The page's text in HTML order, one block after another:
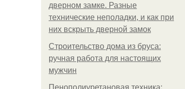
дверном замке. Разные
технические неполадки, и как при
них вскрыть дверной замок
Строительство дома из бруса:
ручная работа для настоящих
мужчин
Пенополиуретановая техника: